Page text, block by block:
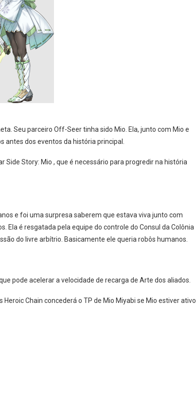
Seu parceiro Off-Seer tinha sido Mio. Ela, junto com Mio e
dos eventos da história principal.
Story: Mio , que é necessário para progredir na história
e foi uma surpresa saberem que estava viva junto com
Ela é resgatada pela equipe do controle do Consul da Colônia
do livre arbítrio. Basicamente ele queria robôs humanos.
pode acelerar a velocidade de recarga de Arte dos aliados.
Chain concederá o TP de Mio Miyabi se Mio estiver ativo